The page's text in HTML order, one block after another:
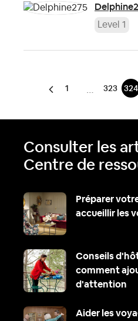
Level 1
1 323 324
Consulter les
Centre de
Préparer
accueillir les
Conseils
comment
d'attention
Aider les